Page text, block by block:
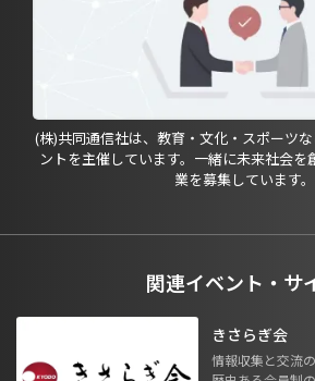
(株)共同通信社は、教育・文化・スポーツ
ントを主催しています。一緒に未来社会
業を募集しています。
関連イベント・サ
きさらぎ会
情報収集と交流